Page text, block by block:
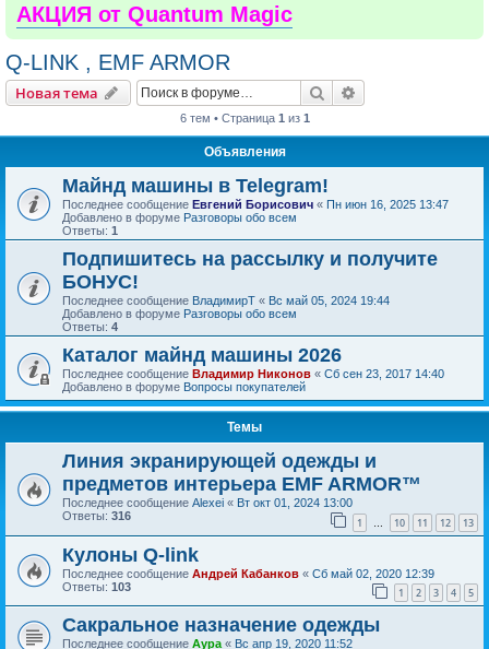
АКЦИЯ от Quantum Magic
Q-LINK , EMF ARMOR
Новая тема Поиск
6 тем • Страница 1 из 1
Объявления
Майнд машины в Telegram!
Последнее сообщение Евгений Борисович « Пн июн 16, 2025 13:47
Добавлено в форуме Разговоры обо всем
Ответы: 1
Подпишитесь на рассылку и получите
БОНУС!
Последнее сообщение ВладимирТ « Вс май 05, 2024 19:44
Добавлено в форуме Разговоры обо всем
Ответы: 4
Каталог майнд машины 2026
Последнее сообщение Владимир Никонов « Сб сен 23, 2017 14:40
Добавлено в форуме Вопросы покупателей
Темы
Линия экранирующей одежды и
предметов интерьера EMF ARMOR™
Последнее сообщение Alexei « Вт окт 01, 2024 13:00
Ответы: 316 1 … 10 11 12 13
Кулоны Q-link
Последнее сообщение Андрей Кабанков « Сб май 02, 2020 12:39
Ответы: 103 1 2 3 4 5
Сакральное назначение одежды
Последнее сообщение Аура « Вс апр 19, 2020 11:52